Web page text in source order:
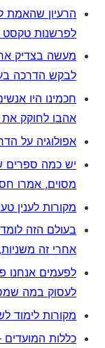
הרעיון שהאמת
לפרשנות
מעשה בצדיק
לבקש הדרכה
חכמינו היו
אהבו לחוקק
אפולוגיה על
יש כמה ספרים
מסוים, אמרו
מקורות לענין
בעולם הזה
אחרי זה
לפעמים אנחנו
לעסוק במה
מקורות לימוד
כללות